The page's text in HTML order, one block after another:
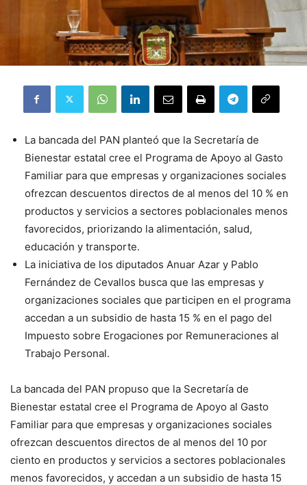
La bancada del PAN planteó que la Secretaría de
Bienestar estatal cree el Programa de Apoyo al Gasto
Familiar para que empresas y organizaciones sociales
ofrezcan descuentos directos de al menos del 10 % en
productos y servicios a sectores poblacionales menos
favorecidos, priorizando la alimentación, salud,
educación y transporte.
La iniciativa de los diputados Anuar Azar y Pablo
Fernández de Cevallos busca que las empresas y
organizaciones sociales que participen en el programa
accedan a un subsidio de hasta 15 % en el pago del
Impuesto sobre Erogaciones por Remuneraciones al
Trabajo Personal.
La bancada del PAN propuso que la Secretaría de
Bienestar estatal cree el Programa de Apoyo al Gasto
Familiar para que empresas y organizaciones sociales
ofrezcan descuentos directos de al menos del 10 por
ciento en productos y servicios a sectores poblacionales
menos favorecidos, y accedan a un subsidio de hasta 15